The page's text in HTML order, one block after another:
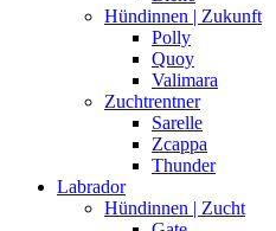
Hündinnen | Zukunft
Polly
Quoy
Valimara
Zuchtrentner
Sarelle
Zcappa
Thunder
Labrador
Hündinnen | Zucht